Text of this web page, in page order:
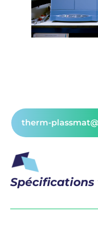
therm-